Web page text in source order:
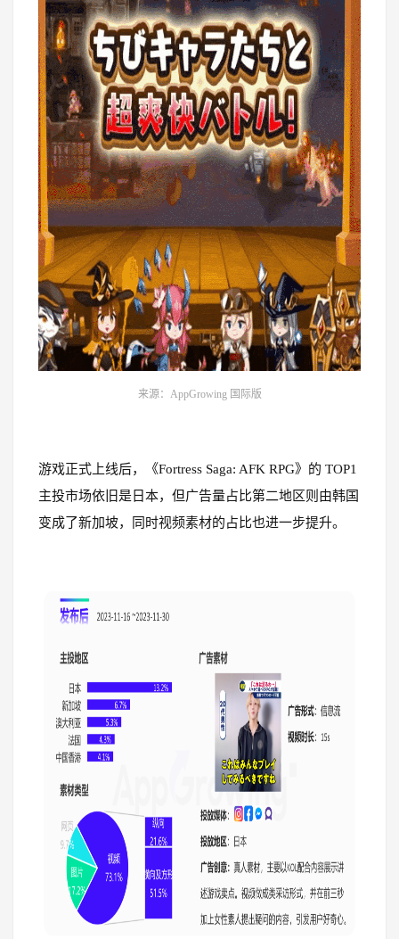
来源：AppGrowing 国际版
游戏正式上线后，《Fortress Saga: AFK RPG》的 TOP1
主投市场依旧是日本，但广告量占比第二地区则由韩国
变成了新加坡，同时视频素材的占比也进一步提升。